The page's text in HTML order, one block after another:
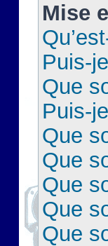
Mise
Puis-
Que
Puis-
Que
Que
Que
Que
Que